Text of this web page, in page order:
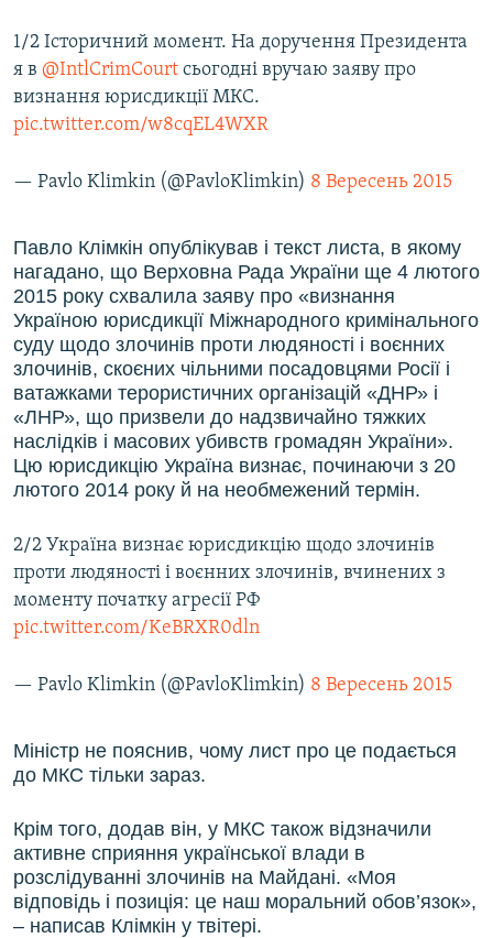
1/2 Історичний момент. На доручення Президента
я в @IntlCrimCourt сьогодні вручаю заяву про
визнання юрисдикції МКС.
pic.twitter.com/w8cqEL4WXR
— Pavlo Klimkin (@PavloKlimkin) 8 Вересень 2015
Павло Клімкін опублікував і текст листа, в якому
нагадано, що Верховна Рада України ще 4 лютого
2015 року схвалила заяву про «визнання
Україною юрисдикції Міжнародного кримінального
суду щодо злочинів проти людяності і воєнних
злочинів, скоєних чільними посадовцями Росії і
ватажками терористичних організацій «ДНР» і
«ЛНР», що призвели до надзвичайно тяжких
наслідків і масових убивств громадян України».
Цю юрисдикцію Україна визнає, починаючи з 20
лютого 2014 року й на необмежений термін.
2/2 Україна визнає юрисдикцію щодо злочинів
проти людяності і воєнних злочинів, вчинених з
моменту початку агресії РФ
pic.twitter.com/KeBRXR0dln
— Pavlo Klimkin (@PavloKlimkin) 8 Вересень 2015
Міністр не пояснив, чому лист про це подається
до МКС тільки зараз.
Крім того, додав він, у МКС також відзначили
активне сприяння української влади в
розслідуванні злочинів на Майдані. «Моя
відповідь і позиція: це наш моральний обов’язок»,
– написав Клімкін у твітері.